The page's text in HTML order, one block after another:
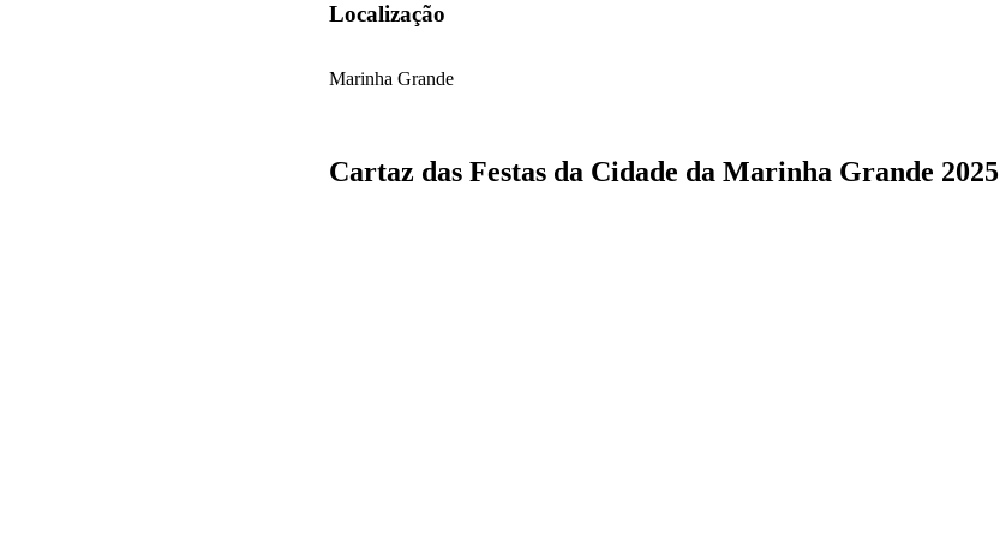
Localização
Marinha Grande
Cartaz das Festas da Cidade da Marinha Grande 2025